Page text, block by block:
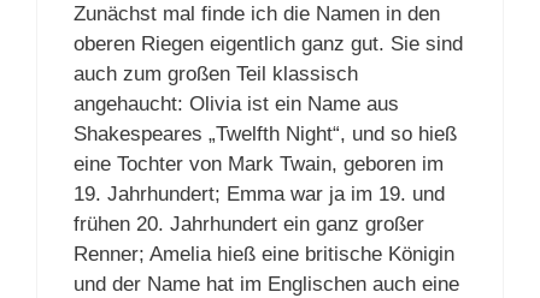
Zunächst mal finde ich die Namen in den
oberen Riegen eigentlich ganz gut. Sie sind
auch zum großen Teil klassisch
angehaucht: Olivia ist ein Name aus
Shakespeares „Twelfth Night“, und so hieß
eine Tochter von Mark Twain, geboren im
19. Jahrhundert; Emma war ja im 19. und
frühen 20. Jahrhundert ein ganz großer
Renner; Amelia hieß eine britische Königin
und der Name hat im Englischen auch eine